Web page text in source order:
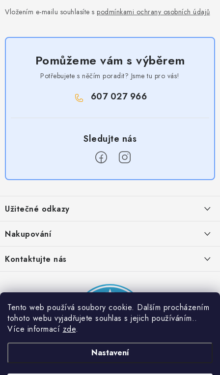
Tento web používá soubory cookie. Dalším procházením
tohoto webu vyjadřujete souhlas s jejich používáním..
Více informací zde.
Nastavení
Vložením e-mailu souhlasíte s podmínkami ochrany osobních údajů
Pomůžeme vám s výběrem
Potřebujete s něčím poradit? Jsme tu pro vás!
607 027 966
p
a
Užitečné odkazy
Provizní systém
Partner stránek: Super plecháček
Nakupování
Podmínky akce 2 + 1 zdarma
Kontaktujte nás